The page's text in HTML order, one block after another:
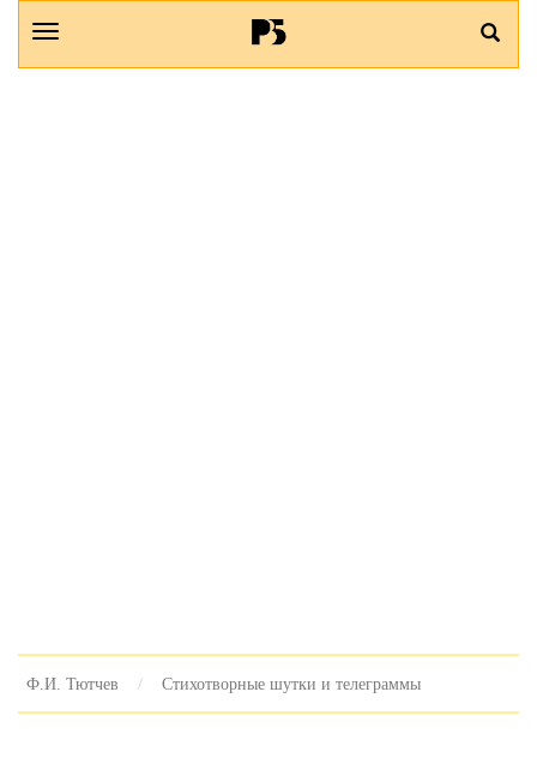
Ф.И. Тютчев Стихотворные шутки и телеграммы